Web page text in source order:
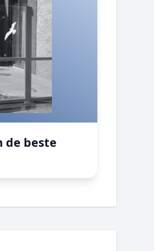
de beste